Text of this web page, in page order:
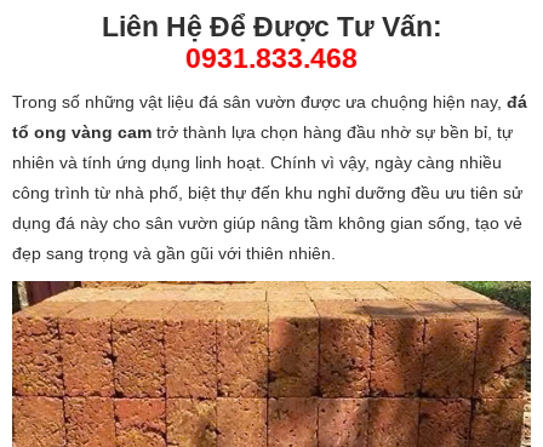
Liên Hệ Để Được Tư Vấn:
0931.833.468
Trong số những vật liệu đá sân vườn được ưa chuộng hiện nay, đá
tổ ong vàng cam trở thành lựa chọn hàng đầu nhờ sự bền bỉ, tự
nhiên và tính ứng dụng linh hoạt. Chính vì vậy, ngày càng nhiều
công trình từ nhà phố, biệt thự đến khu nghỉ dưỡng đều ưu tiên sử
dụng đá này cho sân vườn giúp nâng tầm không gian sống, tạo vẻ
đẹp sang trọng và gần gũi với thiên nhiên.